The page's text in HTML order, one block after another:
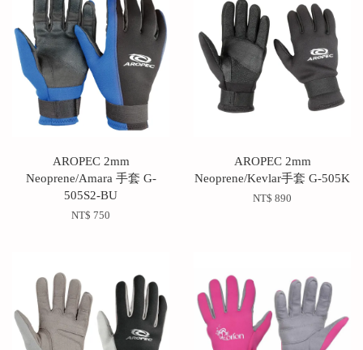
AROPEC 2mm
Neoprene/Amara 手套 G-
505S2-BU
NT$ 750
AROPEC 2mm
Neoprene/Kevlar手套 G-505K
NT$ 890